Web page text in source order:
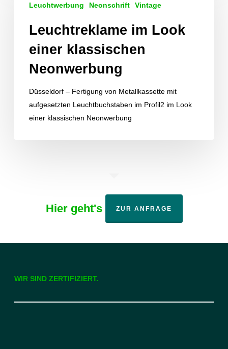
klassischen
Neonwerbung
Leuchtwerbung Neonschrift Vintage
Leuchtreklame im Look
einer klassischen
Neonwerbung
Düsseldorf – Fertigung von Metallkassette mit
aufgesetzten Leuchtbuchstaben im Profil2 im Look
einer klassischen Neonwerbung
Hier geht's ZUR ANFRAGE
WIR SIND ZERTIFIZIERT.